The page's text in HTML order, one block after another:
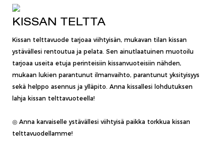
KISSAN TELTTA
Kissan telttavuode tarjoaa viihtyisän, mukavan tilan kissan
ystävällesi rentoutua ja pelata. Sen ainutlaatuinen muotoilu
tarjoaa useita etuja perinteisiin kissanvuoteisiin nähden,
mukaan lukien parantunut ilmanvaihto, parantunut yksityisyys
sekä helppo asennus ja ylläpito. Anna kissallesi lohdutuksen
lahja kissan telttavuoteella!
◎ Anna karvaiselle ystävällesi viihtyisä paikka torkkua kissan
telttavuodellamme!